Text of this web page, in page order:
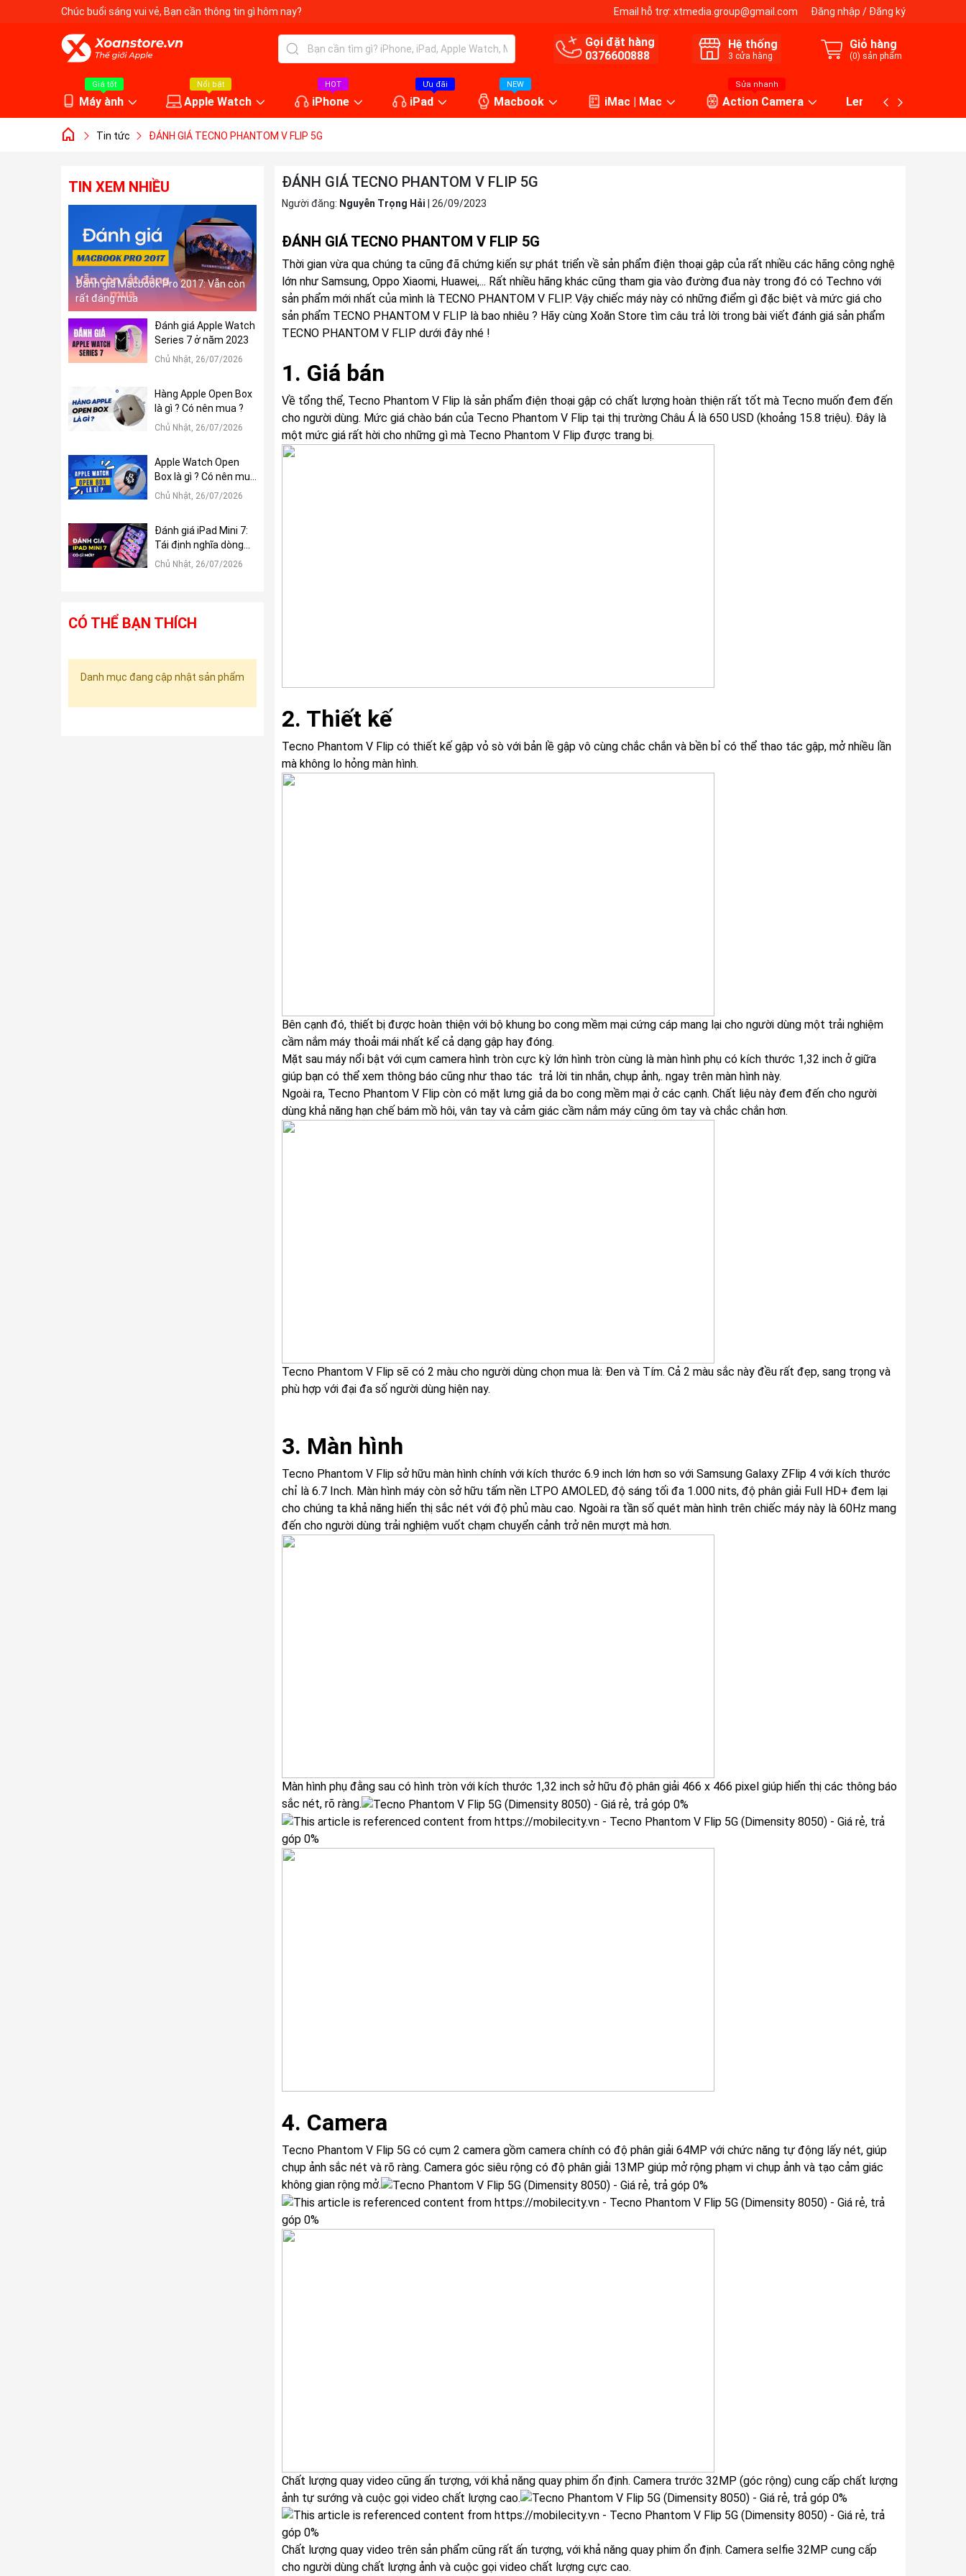
Chúc buổi sáng vui vẻ, Bạn cần thông tin gì hôm nay? Email hỗ trợ: xtmedia.group@gmail.com Đăng nhập / Đăng ký
Gọi đặt hàng
0376600888
Hệ thống
3 cửa hàng
Giỏ hàng
(0) sản phẩm
Giá tốt
Máy ành
Nổi bật
Apple Watch
HOT
iPhone
Ưu đãi
iPad
NEW
Macbook iMac | Mac
Sửa nhanh
Action Camera Lens máy ảnh
Tin tức ĐÁNH GIÁ TECNO PHANTOM V FLIP 5G
ĐÁNH GIÁ TECNO PHANTOM V FLIP 5G
Người đăng: Nguyễn Trọng Hải 26/09/2023
ĐÁNH GIÁ TECNO PHANTOM V FLIP 5G
Thời gian vừa qua chúng ta cũng đã chứng kiến sự phát triển về sản phẩm điện thoại gập của rất nhiều các hãng công nghệ
lớn như Samsung, Oppo Xiaomi, Huawei,... Rất nhiều hãng khác cũng tham gia vào đường đua này trong đó có Techno với
sản phẩm mới nhất của mình là TECNO PHANTOM V FLIP. Vậy chiếc máy này có những điểm gì đặc biệt và mức giá cho
sản phẩm TECNO PHANTOM V FLIP là bao nhiêu ? Hãy cùng Xoăn Store tìm câu trả lời trong bài viết đánh giá sản phẩm
TECNO PHANTOM V FLIP dưới đây nhé !
1. Giá bán
Về tổng thể, Tecno Phantom V Flip là sản phẩm điện thoại gập có chất lượng hoàn thiện rất tốt mà Tecno muốn đem đến
cho người dùng. Mức giá chào bán của Tecno Phantom V Flip tại thị trường Châu Á là 650 USD (khoảng 15.8 triệu). Đây là
một mức giá rất hời cho những gì mà Tecno Phantom V Flip được trang bị.
2. Thiết kế
Tecno Phantom V Flip có thiết kế gập vỏ sò với bản lề gập vô cùng chắc chắn và bền bỉ có thể thao tác gập, mở nhiều lần
mà không lo hỏng màn hình.
Bên cạnh đó, thiết bị được hoàn thiện với bộ khung bo cong mềm mại cứng cáp mang lại cho người dùng một trải nghiệm
cầm nắm máy thoải mái nhất kể cả dạng gập hay đóng.
Mặt sau máy nổi bật với cụm camera hình tròn cực kỳ lớn hình tròn cùng là màn hình phụ có kích thước 1,32 inch ở giữa
giúp bạn có thể xem thông báo cũng như thao tác trả lời tin nhắn, chụp ảnh,. ngay trên màn hình này.
Ngoài ra, Tecno Phantom V Flip còn có mặt lưng giả da bo cong mềm mại ở các cạnh. Chất liệu này đem đến cho người
dùng khả năng hạn chế bám mồ hôi, vân tay và cảm giác cầm nắm máy cũng ôm tay và chắc chắn hơn.
Tecno Phantom V Flip sẽ có 2 màu cho người dùng chọn mua là: Đen và Tím. Cả 2 màu sắc này đều rất đẹp, sang trọng và
phù hợp với đại đa số người dùng hiện nay.
3. Màn hình
Tecno Phantom V Flip sở hữu màn hình chính với kích thước 6.9 inch lớn hơn so với Samsung Galaxy ZFlip 4 với kích thước
chỉ là 6.7 Inch. Màn hình máy còn sở hữu tấm nền LTPO AMOLED, độ sáng tối đa 1.000 nits, độ phân giải Full HD+ đem lại
cho chúng ta khả năng hiển thị sắc nét với độ phủ màu cao. Ngoài ra tần số quét màn hình trên chiếc máy này là 60Hz mang
đến cho người dùng trải nghiệm vuốt chạm chuyển cảnh trở nên mượt mà hơn.
Màn hình phụ đằng sau có hình tròn với kích thước 1,32 inch sở hữu độ phân giải 466 x 466 pixel giúp hiển thị các thông báo
sắc nét, rõ ràng.
4. Camera
Tecno Phantom V Flip 5G có cụm 2 camera gồm camera chính có độ phân giải 64MP với chức năng tự động lấy nét, giúp
chụp ảnh sắc nét và rõ ràng. Camera góc siêu rộng có độ phân giải 13MP giúp mở rộng phạm vi chụp ảnh và tạo cảm giác
không gian rộng mở.
Chất lượng quay video cũng ấn tượng, với khả năng quay phim ổn định. Camera trước 32MP (góc rộng) cung cấp chất lượng
ảnh tự sướng và cuộc gọi video chất lượng cao.
Chất lượng quay video trên sản phẩm cũng rất ấn tượng, với khả năng quay phim ổn định. Camera selfie 32MP cung cấp
cho người dùng chất lượng ảnh và cuộc gọi video chất lượng cực cao.
TIN XEM NHIỀU
Đánh giá Macbook Pro 2017: Vẫn còn
rất đáng mua
Đánh giá Apple Watch
Series 7 ở năm 2023
Chủ Nhật, 26/07/2026
Hàng Apple Open Box
là gì ? Có nên mua ?
Chủ Nhật, 26/07/2026
Apple Watch Open
Box là gì ? Có nên mua
?
Chủ Nhật, 26/07/2026
Đánh giá iPad Mini 7:
Tái định nghĩa dòng
iPad Mini
Chủ Nhật, 26/07/2026
CÓ THỂ BẠN THÍCH
Danh mục đang cập nhật sản phẩm